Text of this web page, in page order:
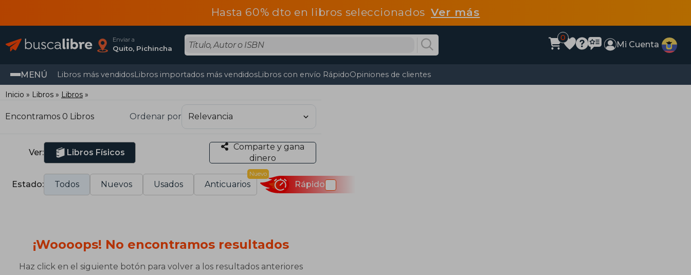
Hasta 60% dto en libros seleccionadosVer más
Enviar a
Quito, Pichincha
0
Mi Cuenta
MENÚ Libros más vendidosLibros importados más vendidosLibros con envío RápidoOpiniones de clientes
Inicio Libros Libros
Encontramos 0 Libros Ordenar por
Ver: Libros Físicos
Comparte y gana
dinero
Estado: Todos Nuevos Usados Anticuarios
Nuevo
Rápido
¡Woooops! No encontramos resultados
Haz click en el siguiente botón para volver a los resultados anteriores